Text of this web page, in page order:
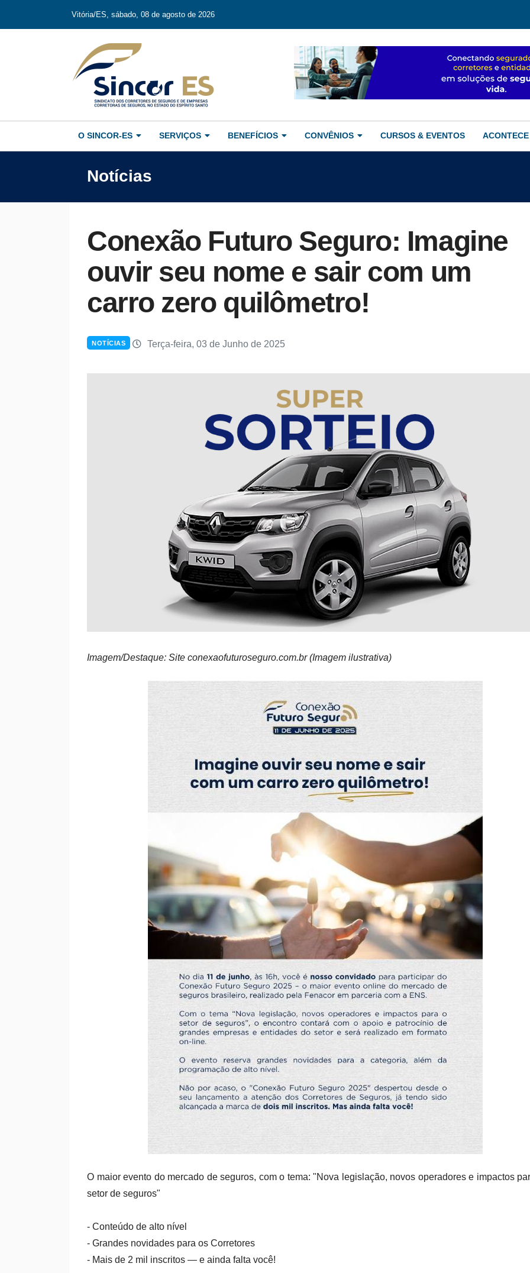
Vitória/ES, sábado, 08 de agosto de 2026
O SINCOR-ES SERVIÇOS BENEFÍCIOS CONVÊNIOS CURSOS & EVENTOS ACONTECE
Notícias
Conexão Futuro Seguro: Imagine
ouvir seu nome e sair com um
carro zero quilômetro!
NOTÍCIAS Terça-feira, 03 de Junho de 2025
Imagem/Destaque: Site conexaofuturoseguro.com.br (Imagem ilustrativa)
O maior evento do mercado de seguros, com o tema: "Nova legislação, novos operadores e impactos
setor de seguros"
- Conteúdo de alto nível
- Grandes novidades para os Corretores
- Mais de 2 mil inscritos — e ainda falta você!